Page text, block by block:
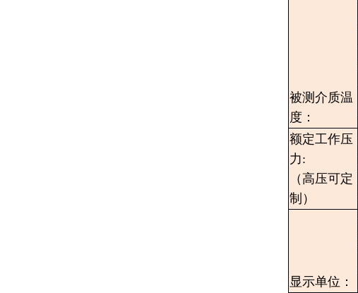
被测介质温
度：
额定工作压
力:
（高压可定
制）
显示单位：